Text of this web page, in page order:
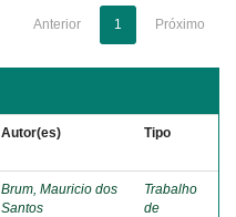
Anterior 1 Próximo
Autor(es) Tipo
Brum, Mauricio dos
Santos
Trabalho
de